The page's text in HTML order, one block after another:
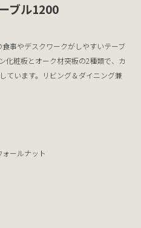
ブル1200
事やデスクワークがしやすいテーブ
化粧板とオーク材突板の2種類で、カ
ています。リビング＆ダイニング兼
ォールナット